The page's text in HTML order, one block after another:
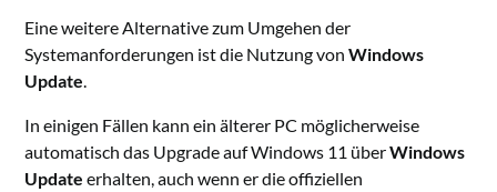
Eine weitere Alternative zum Umgehen der
Systemanforderungen ist die Nutzung vonWindows
Update.
In einigen Fällen kann ein älterer PC möglicherweise
automatisch das Upgrade auf Windows 11 überWindows
Update erhalten, auch wenn er die offiziellen